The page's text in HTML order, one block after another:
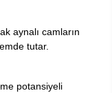
aynalı camların
tutar.
potansiyeli